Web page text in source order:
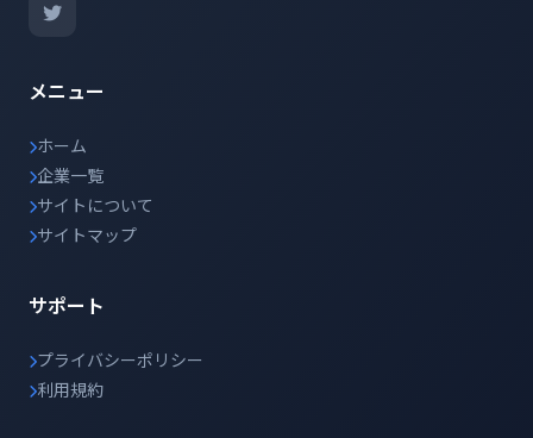
メニュー
ホーム
企業一覧
サイトについて
サイトマップ
サポート
プライバシーポリシー
利用規約